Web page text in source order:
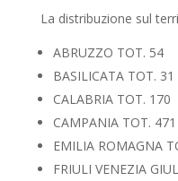
La distribuzione sul
ABRUZZO TOT. 54
BASILICATA TOT. 31
CALABRIA TOT. 170
CAMPANIA TOT. 471
EMILIA ROMAGNA
FRIULI VENEZIA